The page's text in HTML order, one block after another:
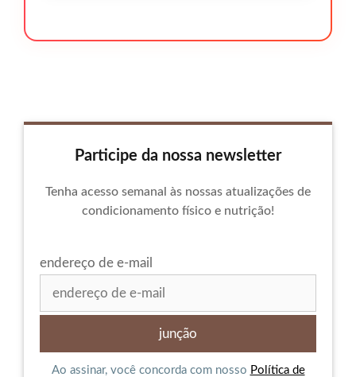
Participe da nossa newsletter
Tenha acesso semanal às nossas atualizações de
condicionamento físico e nutrição!
endereço de e-mail
Ao assinar, você concorda com nosso Política de